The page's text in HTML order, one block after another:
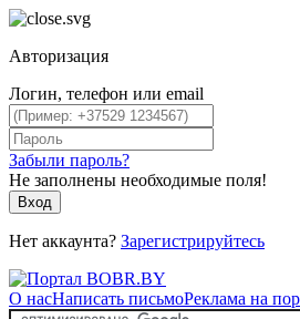
Авторизация
Логин, телефон или email
Забыли пароль?
Не заполнены необходимые поля!
Вход
Нет аккаунта? Зарегистрируйтесь
О насНаписать письмоРеклама на